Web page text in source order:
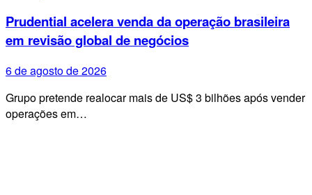
Prudential acelera venda da operação brasileira
em revisão global de negócios
6 de agosto de 2026
Grupo pretende realocar mais de US$ 3 bilhões após vender
operações em…